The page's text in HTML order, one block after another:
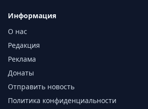
Информация
О нас
Редакция
Реклама
Донаты
Отправить новость
Политика конфиденциальности